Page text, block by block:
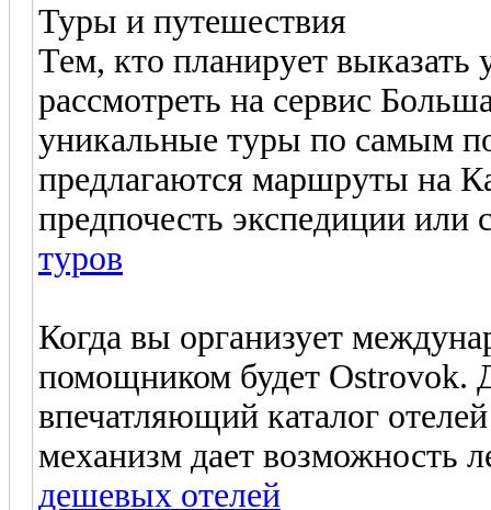
Туры и путешествия
Тем, кто планирует выказать
рассмотреть на сервис
уникальные туры по самым
предлагаются маршруты на
предпочесть экспедиции или
туров
Когда вы организует
помощником будет Ostrovok.
впечатляющий каталог
механизм дает возможность
дешевых отелей